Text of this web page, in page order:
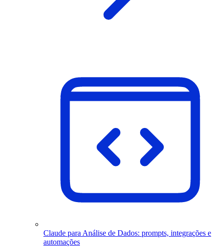
Claude para Análise de Dados: prompts, integrações e
automações